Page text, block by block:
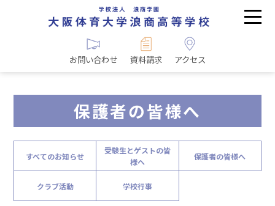
お問い合わせ 資料請求 アクセス
保護者の皆様へ
すべてのお知らせ
受験生とゲストの皆
様へ
保護者の皆様へ
クラブ活動 学校行事